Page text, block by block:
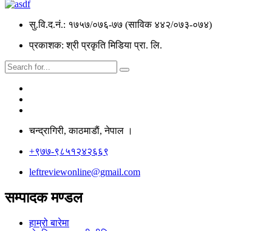
सु.वि.द.नं.: १७५७/०७६-७७ (साविक ४४२/०७३-०७४)
प्रकाशक: श्री प्रकृति मिडिया प्रा. लि.
चन्द्रागिरी, काठमाडाैं, नेपाल ।
+९७७-९८५१२४२६६९
leftreviewonline@gmail.com
सम्पादक मण्डल
हाम्रो बारेमा